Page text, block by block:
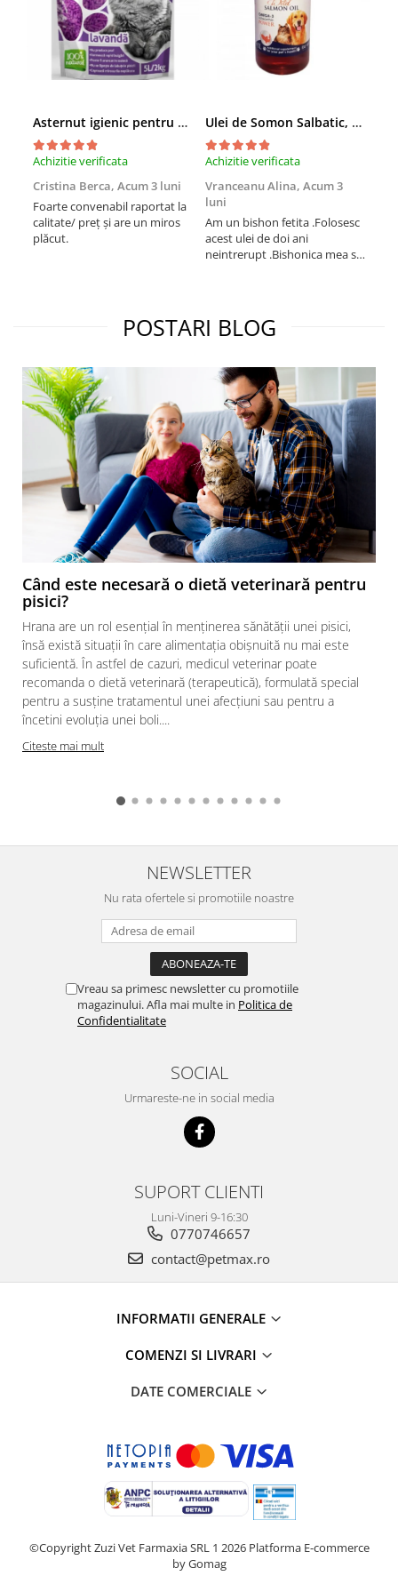
Asternut igienic pentru pisici Tofu Lavanda, Mon Petit 5 l
Achizitie verificata
Cristina Berca, Acum 3 luni
Foarte convenabil raportat la
calitate/ preț și are un miros
plăcut.
Ulei de Somon Salbatic, câini și pisici, piele si blană, BEST4PETS, 1l
Achizitie verificata
Vranceanu Alina, Acum 3
luni
Am un bishon fetita .Folosesc
acest ulei de doi ani
neintrerupt .Bishonica mea se
treia comanda recomand cu
mult drag !
POSTARI BLOG
Când este necesară o dietă veterinară pentru
pisici?
Hrana are un rol esențial în menținerea sănătății unei pisici,
însă există situații în care alimentația obișnuită nu mai este
suficientă. În astfel de cazuri, medicul veterinar poate
recomanda o dietă veterinară (terapeutică), formulată special
pentru a susține tratamentul unei afecțiuni sau pentru a
încetini evoluția unei boli....
Citeste mai mult
NEWSLETTER
Nu rata ofertele si promotiile noastre
Vreau sa primesc newsletter cu promotiile
magazinului. Afla mai multe in Politica de
Confidentialitate
SOCIAL
Urmareste-ne in social media
SUPORT CLIENTI
Luni-Vineri 9-16:30
0770746657
contact@petmax.ro
INFORMATII GENERALE
COMENZI SI LIVRARI
DATE COMERCIALE
©Copyright Zuzi Vet Farmaxia SRL 1 2026 Platforma E-commerce
by Gomag